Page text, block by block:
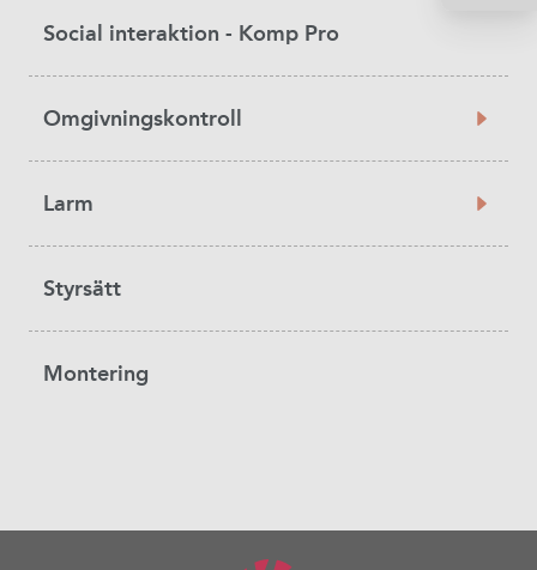
Social interaktion - Komp Pro
Omgivningskontroll
Larm
Styrsätt
Montering